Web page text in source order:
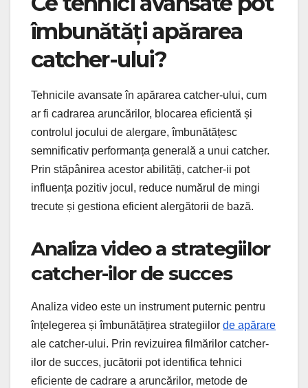
îmbunătăți apărarea
catcher-ului?
Tehnicile avansate în apărarea catcher-ului, cum
ar fi cadrarea aruncărilor, blocarea eficientă și
controlul jocului de alergare, îmbunătățesc
semnificativ performanța generală a unui catcher.
Prin stăpânirea acestor abilități, catcher-ii pot
influența pozitiv jocul, reduce numărul de mingi
trecute și gestiona eficient alergătorii de bază.
Analiza video a strategiilor
catcher-ilor de succes
Analiza video este un instrument puternic pentru
înțelegerea și îmbunătățirea strategiilor de apărare
ale catcher-ului. Prin revizuirea filmărilor catcher-
ilor de succes, jucătorii pot identifica tehnici
eficiente de cadrare a aruncărilor, metode de